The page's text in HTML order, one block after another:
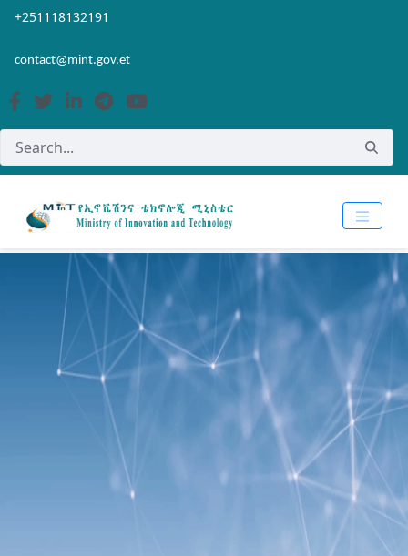
Skip to Main Content
Open Accessibility Menu
+251118132191
contact@mint.gov.et